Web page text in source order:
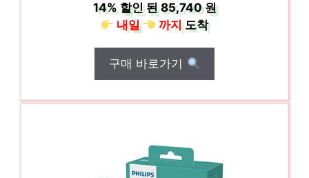
14%할인 된85,740 원
내일
까지도착
구매 바로가기